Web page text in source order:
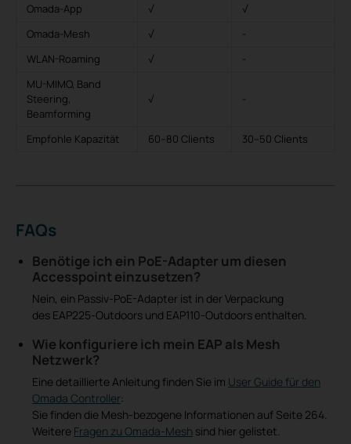
Omada-App √
√
Omada-Mesh
√
WLAN-Roaming
√
MU-MIMO, Band
Steering,
Beamforming
√
Empfohle Kapazität 60–80 Clients 30–50 Clients
FAQs
Benötige ich ein PoE-Adapter um diesen
Accesspoint einzusetzen?
Nein, ein Passiv-PoE-Adapter ist in der Verpackung
des EAP225-Outdoors und EAP110-Outdoors enthalten.
Wie konfiguriere ich mein EAP als Mesh
Netzwerk?
Eine detaillierte Anleitung finden Sie im User Guide für den
Omada Controller :
Sie finden die Mesh-bezogene Informationen auf Seite 264.
Weitere Fragen zu Omada-Mesh sind hier gelistet.